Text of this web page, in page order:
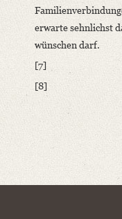
erwarte sehnlichst
wünschen darf.
[7]
[8]